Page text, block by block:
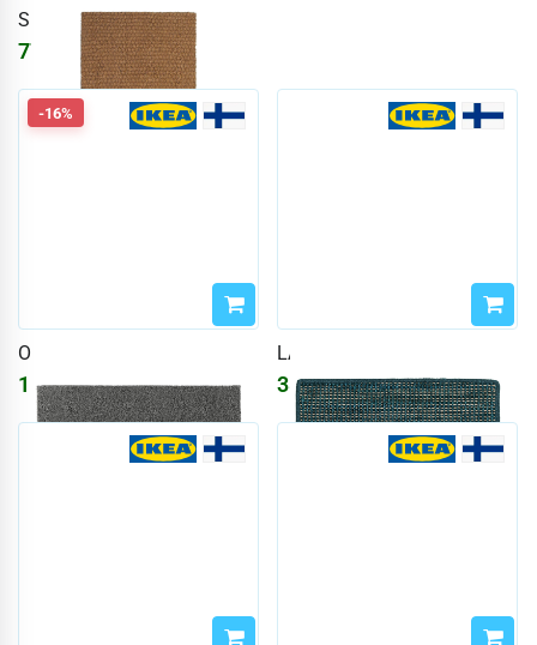
SINDAL
777 928₽
-16%
OPLEV
1556₽1858₽
LANDBANA
3894₽